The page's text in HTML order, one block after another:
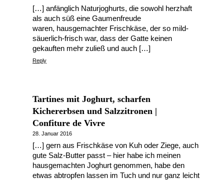
[…] anfänglich Naturjoghurts, die sowohl herzhaft
als auch süß eine Gaumenfreude
waren, hausgemachter Frischkäse, der so mild-
säuerlich-frisch war, dass der Gatte keinen
gekauften mehr zuließ und auch […]
Reply
Tartines mit Joghurt, scharfen
Kichererbsen und Salzzitronen |
Confiture de Vivre
28. Januar 2016
[…] gern aus Frischkäse von Kuh oder Ziege, auch
gute Salz-Butter passt – hier habe ich meinen
hausgemachten Joghurt genommen, habe den
etwas abtropfen lassen im Tuch und nur ganz leicht